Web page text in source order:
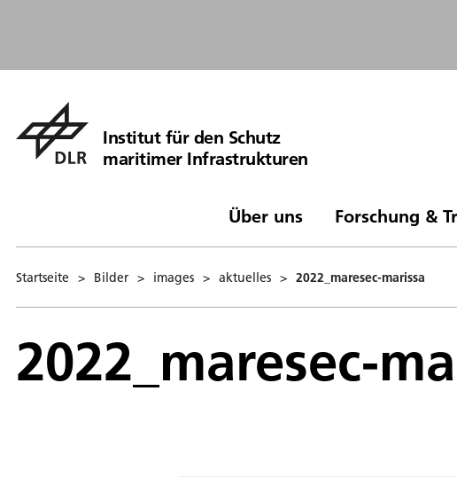
Institut für den Schutz
maritimer Infrastrukturen
Über uns Forschung &
Startseite > Bilder > images > aktuelles > 2022_maresec-marissa
2022_maresec-